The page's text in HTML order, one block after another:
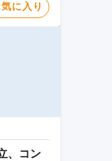
に入り
、コン